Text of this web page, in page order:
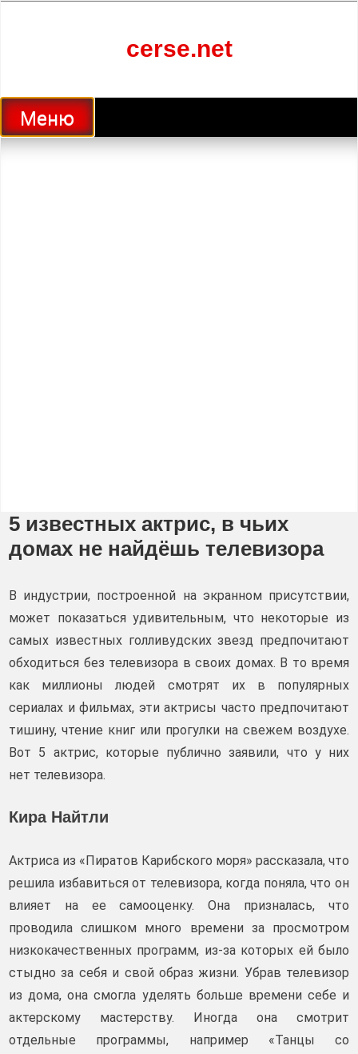
cerse.net
Меню
5 известных актрис, в чьих
домах не найдёшь телевизора
В индустрии, построенной на экранном присутствии,
может показаться удивительным, что некоторые из
самых известных голливудских звезд предпочитают
обходиться без телевизора в своих домах. В то время
как миллионы людей смотрят их в популярных
сериалах и фильмах, эти актрисы часто предпочитают
тишину, чтение книг или прогулки на свежем воздухе.
Вот 5 актрис, которые публично заявили, что у них
нет телевизора.
Кира Найтли
Актриса из «Пиратов Карибского моря» рассказала, что
решила избавиться от телевизора, когда поняла, что он
влияет на ее самооценку. Она призналась, что
проводила слишком много времени за просмотром
низкокачественных программ, из-за которых ей было
стыдно за себя и свой образ жизни. Убрав телевизор
из дома, она смогла уделять больше времени себе и
актерскому мастерству. Иногда она смотрит
отдельные программы, например «Танцы со